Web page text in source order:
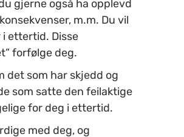
gjerne også ha opplevd
m.m. Du vil
ettertid. Disse
forfølge deg.
det som har skjedd og
som satte den feilaktige
for deg i ettertid.
med deg, og